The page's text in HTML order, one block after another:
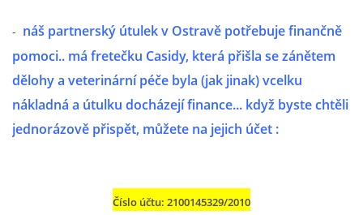
Nahoru ↑
- náš partnerský útulek v Ostravě potřebuje finančně
pomoci.. má fretečku Casidy, která přišla se zánětem
dělohy a veterinární péče byla (jak jinak) vcelku
nákladná a útulku docházejí finance... když byste chtěli
jednorázově přispět, můžete na jejich účet :
Číslo účtu: 2100145329/2010